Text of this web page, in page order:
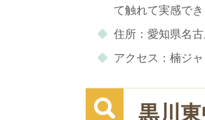
て触れて実感でき
住所：愛知県名
アクセス：楠ジ
黒川